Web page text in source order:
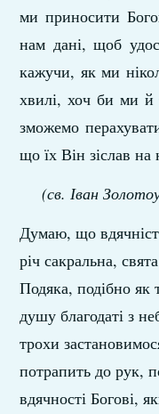
ми приносити
нам дані, щоб
кажучи, як ми
хвилі, хоч би ми й
зможемо
що їх Він зіслав на
(св. Іван
Думаю, що
річ сакральна,
Подяка, подібно як
душу благодаті з
трохи
потрапить до рук,
вдячності Богові,